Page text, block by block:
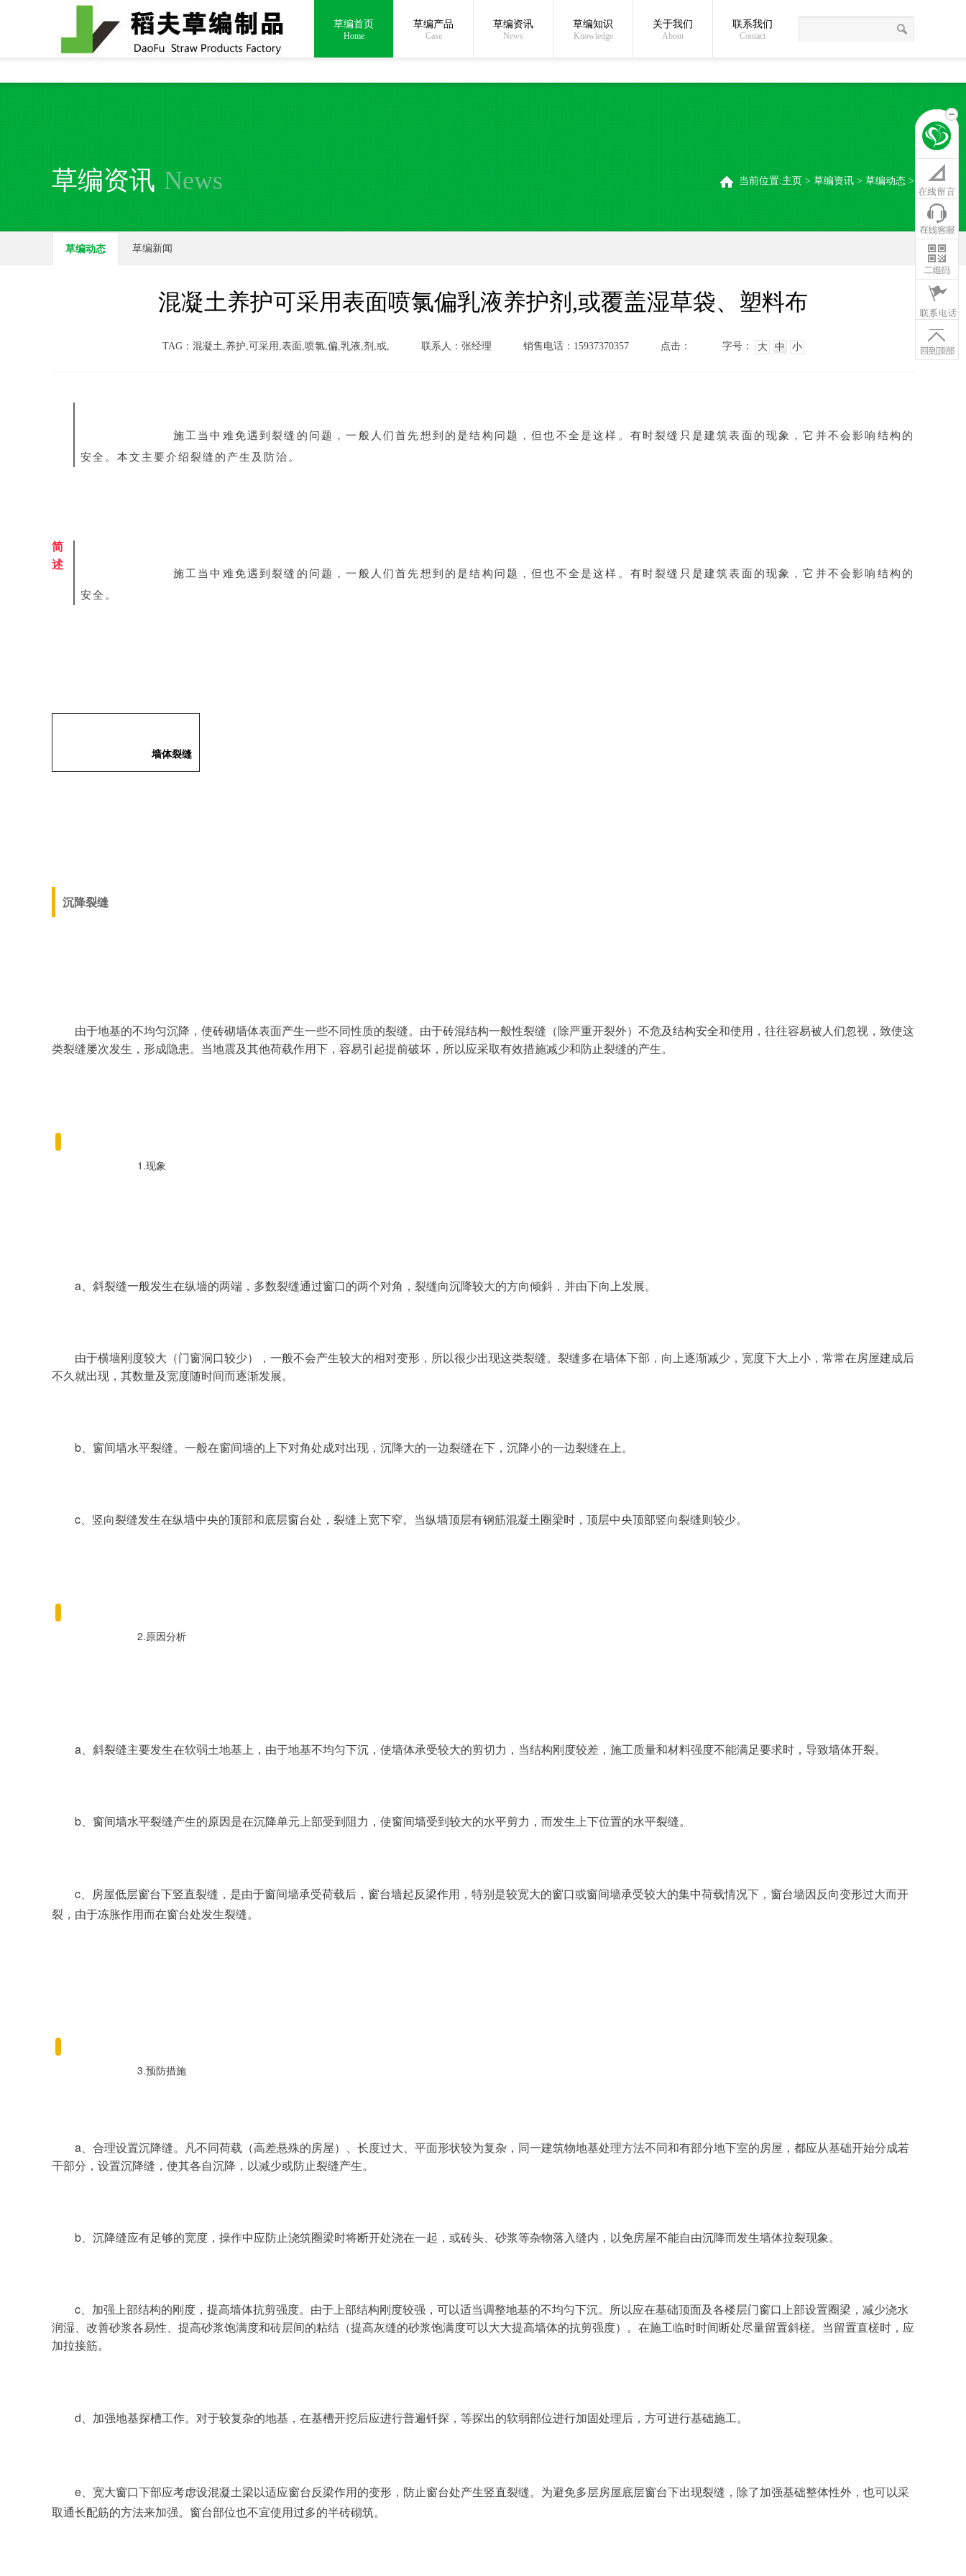
全国统一24小时销售电话：15937370357 在线沟通: 草绳常识 关于我们 稻夫草编制品厂
草编首页
Home
草编产品
Case
草编资讯
News
草编知识
Knowledge
关于我们
About
联系我们
Contact
草编资讯 News 当前位置:主页 > 草编资讯 > 草编动态 >
草编动态 草编新闻
混凝土养护可采用表面喷氯偏乳液养护剂,或覆盖湿草袋、塑料布
TAG：混凝土,养护,可采用,表面,喷氯,偏,乳液,剂,或, 联系人：张经理 销售电话：15937370357 点击： 字号： 大 中 小
施工当中难免遇到裂缝的问题，一般人们首先想到的是结构问题，但也不全是这样。有时裂缝只是建筑表面的现象，它并不会影响结构的
安全。本文主要介绍裂缝的产生及防治。
简
述
施工当中难免遇到裂缝的问题，一般人们首先想到的是结构问题，但也不全是这样。有时裂缝只是建筑表面的现象，它并不会影响结构的
安全。
墙体裂缝
沉降裂缝
由于地基的不均匀沉降，使砖砌墙体表面产生一些不同性质的裂缝。由于砖混结构一般性裂缝（除严重开裂外）不危及结构安全和使用，往往容易被人们忽视，致使这
类裂缝屡次发生，形成隐患。当地震及其他荷载作用下，容易引起提前破坏，所以应采取有效措施减少和防止裂缝的产生。
1.现象
a、斜裂缝一般发生在纵墙的两端，多数裂缝通过窗口的两个对角，裂缝向沉降较大的方向倾斜，并由下向上发展。
由于横墙刚度较大（门窗洞口较少），一般不会产生较大的相对变形，所以很少出现这类裂缝。裂缝多在墙体下部，向上逐渐减少，宽度下大上小，常常在房屋建成后
不久就出现，其数量及宽度随时间而逐渐发展。
b、窗间墙水平裂缝。一般在窗间墙的上下对角处成对出现，沉降大的一边裂缝在下，沉降小的一边裂缝在上。
c、竖向裂缝发生在纵墙中央的顶部和底层窗台处，裂缝上宽下窄。当纵墙顶层有钢筋混凝土圈梁时，顶层中央顶部竖向裂缝则较少。
2.原因分析
a、斜裂缝主要发生在软弱土地基上，由于地基不均匀下沉，使墙体承受较大的剪切力，当结构刚度较差，施工质量和材料强度不能满足要求时，导致墙体开裂。
b、窗间墙水平裂缝产生的原因是在沉降单元上部受到阻力，使窗间墙受到较大的水平剪力，而发生上下位置的水平裂缝。
c、房屋低层窗台下竖直裂缝，是由于窗间墙承受荷载后，窗台墙起反梁作用，特别是较宽大的窗口或窗间墙承受较大的集中荷载情况下，窗台墙因反向变形过大而开
裂，由于冻胀作用而在窗台处发生裂缝。
3.预防措施
a、合理设置沉降缝。凡不同荷载（高差悬殊的房屋）、长度过大、平面形状较为复杂，同一建筑物地基处理方法不同和有部分地下室的房屋，都应从基础开始分成若
干部分，设置沉降缝，使其各自沉降，以减少或防止裂缝产生。
b、沉降缝应有足够的宽度，操作中应防止浇筑圈梁时将断开处浇在一起，或砖头、砂浆等杂物落入缝内，以免房屋不能自由沉降而发生墙体拉裂现象。
c、加强上部结构的刚度，提高墙体抗剪强度。由于上部结构刚度较强，可以适当调整地基的不均匀下沉。所以应在基础顶面及各楼层门窗口上部设置圈梁，减少浇水
润湿、改善砂浆各易性、提高砂浆饱满度和砖层间的粘结（提高灰缝的砂浆饱满度可以大大提高墙体的抗剪强度）。在施工临时时间断处尽量留置斜槎。当留置直槎时，应
加拉接筋。
d、加强地基探槽工作。对于较复杂的地基，在基槽开挖后应进行普遍钎探，等探出的软弱部位进行加固处理后，方可进行基础施工。
e、宽大窗口下部应考虑设混凝土梁以适应窗台反梁作用的变形，防止窗台处产生竖直裂缝。为避免多层房屋底层窗台下出现裂缝，除了加强基础整体性外，也可以采
取通长配筋的方法来加强。窗台部位也不宜使用过多的半砖砌筑。